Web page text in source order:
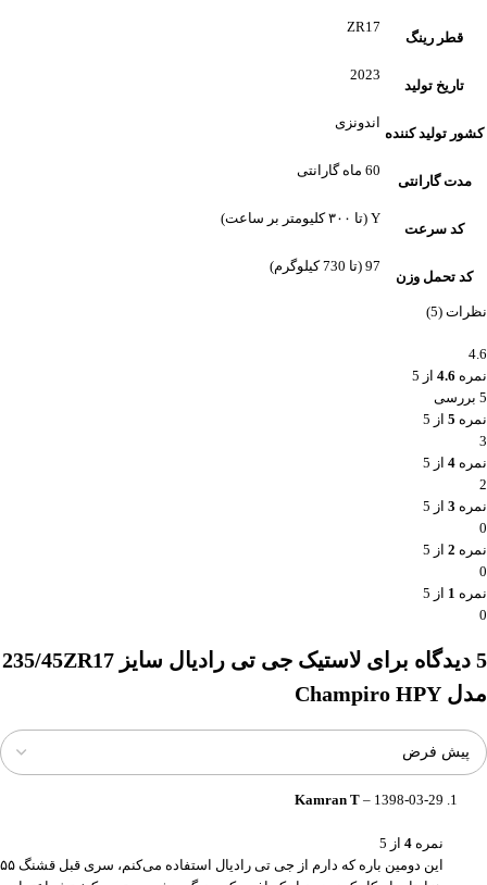
قطر رینگ
ZR17
تاریخ تولید
2023
کشور تولید کننده
اندونزی
مدت گارانتی
60 ماه گارانتی
کد سرعت
Y (تا ۳۰۰ کلیومتر بر ساعت)
کد تحمل وزن
97 (تا 730 کیلوگرم)
نظرات (5)
4.6
نمره 4.6 از 5
5 بررسی
نمره 5 از 5
3
نمره 4 از 5
2
نمره 3 از 5
0
نمره 2 از 5
0
نمره 1 از 5
0
5 دیدگاه برای
لاستیک جی تی رادیال سایز 235/45ZR17
مدل Champiro HPY
Kamran T – 1398-03-29
نمره 4 از 5
این دومین باره که دارم از جی تی رادیال استفاده می‌کنم، سری قبل قشنگ ۵۵